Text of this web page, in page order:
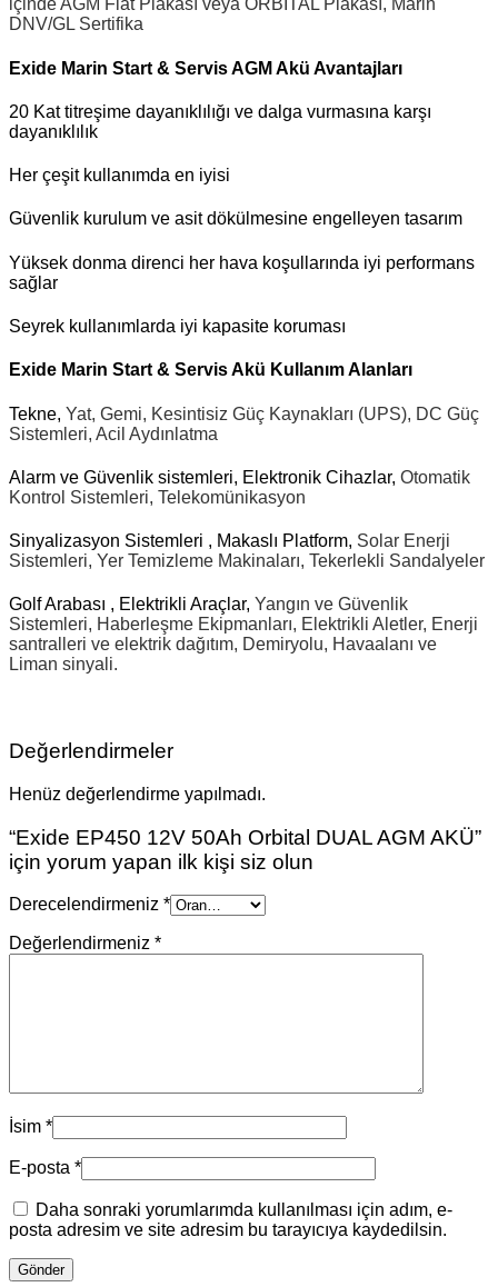
içinde AGM Flat Plakası veya ORBITAL Plakası, Marin
DNV/GL Sertifika
Exide Marin Start & Servis AGM Akü Avantajları
20 Kat titreşime dayanıklılığı ve dalga vurmasına karşı
dayanıklılık
Her çeşit kullanımda en iyisi
Güvenlik kurulum ve asit dökülmesine engelleyen tasarım
Yüksek donma direnci her hava koşullarında iyi performans
sağlar
Seyrek kullanımlarda iyi kapasite koruması
Exide Marin Start & Servis Akü Kullanım Alanları
Tekne, Yat, Gemi, Kesintisiz Güç Kaynakları (UPS), DC Güç
Sistemleri, Acil Aydınlatma
Alarm ve Güvenlik sistemleri, Elektronik Cihazlar, Otomatik
Kontrol Sistemleri, Telekomünikasyon
Sinyalizasyon Sistemleri , Makaslı Platform, Solar Enerji
Sistemleri, Yer Temizleme Makinaları, Tekerlekli Sandalyeler
Golf Arabası , Elektrikli Araçlar, Yangın ve Güvenlik
Sistemleri, Haberleşme Ekipmanları, Elektrikli Aletler, Enerji
santralleri ve elektrik dağıtım, Demiryolu, Havaalanı ve
Liman sinyali.
Değerlendirmeler
Henüz değerlendirme yapılmadı.
“Exide EP450 12V 50Ah Orbital DUAL AGM AKÜ”
için yorum yapan ilk kişi siz olun
Derecelendirmeniz *
Değerlendirmeniz *
İsim *
E-posta *
Daha sonraki yorumlarımda kullanılması için adım, e-
posta adresim ve site adresim bu tarayıcıya kaydedilsin.